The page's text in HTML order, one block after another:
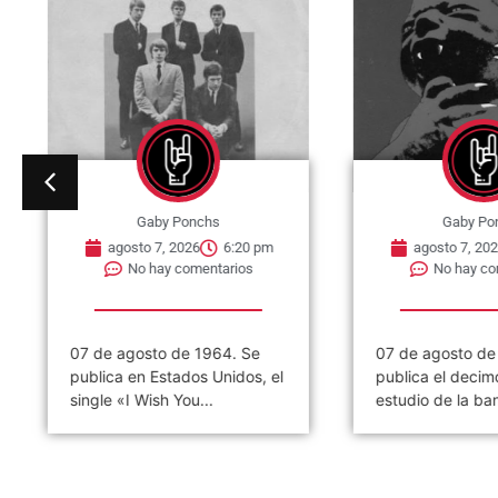
Gaby Ponchs
agosto 7, 2026
6:20 pm
No hay comentarios
07 de agosto de 1964. Se
publica en Estados Unidos, el
single «I Wish You...
Gaby
agosto 7,
No hay
07 de agosto de
publica el
estudio de la